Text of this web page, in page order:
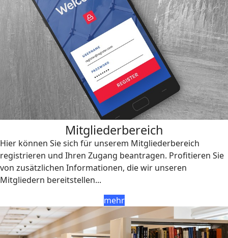
Mitgliederbereich
Hier können Sie sich für unserem Mitgliederbereich
registrieren und Ihren Zugang beantragen. Profitieren Sie
von zusätzlichen Informationen, die wir unseren
Mitgliedern bereitstellen...
mehr